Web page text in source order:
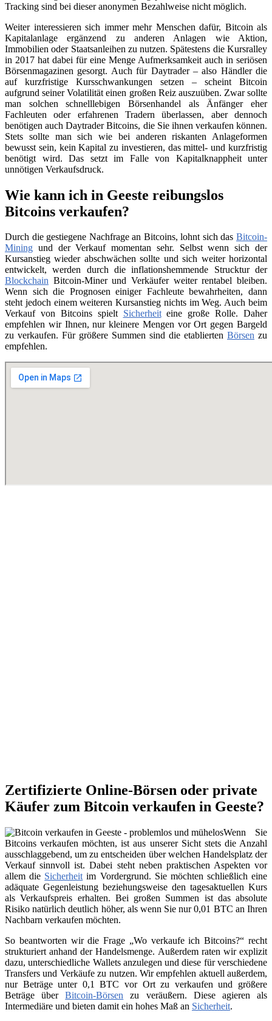
Tracking sind bei dieser anonymen Bezahlweise nicht möglich.
Weiter interessieren sich immer mehr Menschen dafür, Bitcoin als
Kapitalanlage ergänzend zu anderen Anlagen wie Aktion,
Immobilien oder Staatsanleihen zu nutzen. Spätestens die Kursralley
in 2017 hat dabei für eine Menge Aufmerksamkeit auch in seriösen
Börsenmagazinen gesorgt. Auch für Daytrader – also Händler die
auf kurzfristige Kursschwankungen setzen – scheint Bitcoin
aufgrund seiner Volatilität einen großen Reiz auszuüben. Zwar sollte
man solchen schnelllebigen Börsenhandel als Änfänger eher
Fachleuten oder erfahrenen Tradern überlassen, aber dennoch
benötigen auch Daytrader Bitcoins, die Sie ihnen verkaufen können.
Stets sollte man sich wie bei anderen riskanten Anlageformen
bewusst sein, kein Kapital zu investieren, das mittel- und kurzfristig
benötigt wird. Das setzt im Falle von Kapitalknappheit unter
unnötigen Verkaufsdruck.
Wie kann ich in Geeste reibungslos
Bitcoins verkaufen?
Durch die gestiegene Nachfrage an Bitcoins, lohnt sich das Bitcoin-
Mining und der Verkauf momentan sehr. Selbst wenn sich der
Kursanstieg wieder abschwächen sollte und sich weiter horizontal
entwickelt, werden durch die inflationshemmende Strucktur der
Blockchain Bitcoin-Miner und Verkäufer weiter rentabel bleiben.
Wenn sich die Prognosen einiger Fachleute bewahrheiten, dann
steht jedoch einem weiteren Kursanstieg nichts im Weg. Auch beim
Verkauf von Bitcoins spielt Sicherheiteine große Rolle. Daher
empfehlen wir Ihnen, nur kleinere Mengen vor Ort gegen Bargeld
zu verkaufen. Für größere Summen sind die etablierten Börsen zu
empfehlen.
Zertifizierte Online-Börsen oder private
Käufer zum Bitcoin verkaufen in Geeste?
Wenn Sie
Bitcoins verkaufen möchten, ist aus unserer Sicht stets die Anzahl
ausschlaggebend, um zu entscheiden über welchen Handelsplatz der
Verkauf sinnvoll ist. Dabei steht neben praktischen Aspekten vor
allem die Sicherheit im Vordergrund. Sie möchten schließlich eine
adäquate Gegenleistung beziehungsweise den tagesaktuellen Kurs
als Verkaufspreis erhalten. Bei großen Summen ist das absolute
Risiko natürlich deutlich höher, als wenn Sie nur 0,01 BTC an Ihren
Nachbarn verkaufen möchten.
So beantworten wir die Frage „Wo verkaufe ich Bitcoins?“ recht
strukturiert anhand der Handelsmenge. Außerdem raten wir explizit
dazu, unterschiedliche Wallets anzulegen und diese für verschiedene
Transfers und Verkäufe zu nutzen. Wir empfehlen aktuell außerdem,
nur Beträge unter 0,1 BTC vor Ort zu verkaufen und größere
Beträge überBitcoin-Börsen zu veräußern. Diese agieren als
Intermediäre und bieten damit ein hohes Maß an Sicherheit.